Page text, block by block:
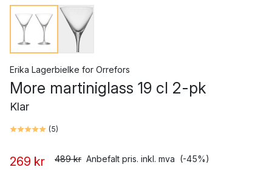
Erika Lagerbielke for Orrefors
More martiniglass 19 cl 2-pk
Klar
(5)
269 kr 489 kr Anbefalt pris. inkl. mva (-45%)